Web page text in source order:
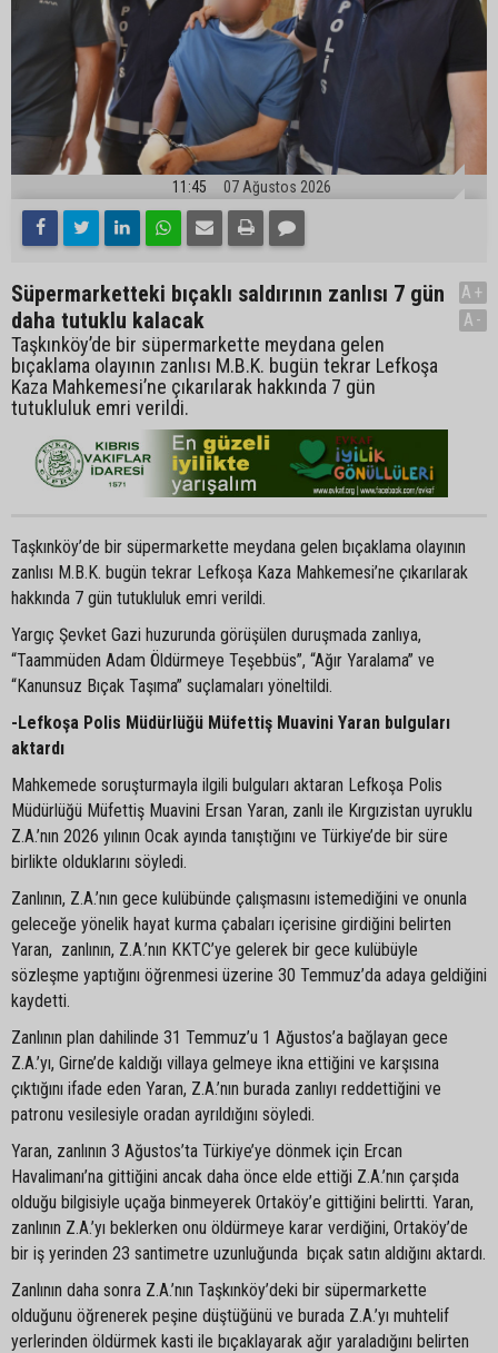
11:45 07 Ağustos 2026
Süpermarketteki bıçaklı saldırının zanlısı 7 gün
daha tutuklu kalacak
Taşkınköy’de bir süpermarkette meydana gelen
bıçaklama olayının zanlısı M.B.K. bugün tekrar Lefkoşa
Kaza Mahkemesi’ne çıkarılarak hakkında 7 gün
tutukluluk emri verildi.
A+
A-
Taşkınköy’de bir süpermarkette meydana gelen bıçaklama olayının
zanlısı M.B.K. bugün tekrar Lefkoşa Kaza Mahkemesi’ne çıkarılarak
hakkında 7 gün tutukluluk emri verildi.
Yargıç Şevket Gazi huzurunda görüşülen duruşmada zanlıya,
“Taammüden Adam Öldürmeye Teşebbüs”, “Ağır Yaralama” ve
“Kanunsuz Bıçak Taşıma” suçlamaları yöneltildi.
-Lefkoşa Polis Müdürlüğü Müfettiş Muavini Yaran bulguları
aktardı
Mahkemede soruşturmayla ilgili bulguları aktaran Lefkoşa Polis
Müdürlüğü Müfettiş Muavini Ersan Yaran, zanlı ile Kırgızistan uyruklu
Z.A.’nın 2026 yılının Ocak ayında tanıştığını ve Türkiye’de bir süre
birlikte olduklarını söyledi.
Zanlının, Z.A.’nın gece kulübünde çalışmasını istemediğini ve onunla
geleceğe yönelik hayat kurma çabaları içerisine girdiğini belirten
Yaran, zanlının, Z.A.’nın KKTC’ye gelerek bir gece kulübüyle
sözleşme yaptığını öğrenmesi üzerine 30 Temmuz’da adaya geldiğini
kaydetti.
Zanlının plan dahilinde 31 Temmuz’u 1 Ağustos’a bağlayan gece
Z.A.’yı, Girne’de kaldığı villaya gelmeye ikna ettiğini ve karşısına
çıktığını ifade eden Yaran, Z.A.’nın burada zanlıyı reddettiğini ve
patronu vesilesiyle oradan ayrıldığını söyledi.
Yaran, zanlının 3 Ağustos’ta Türkiye’ye dönmek için Ercan
Havalimanı’na gittiğini ancak daha önce elde ettiği Z.A.’nın çarşıda
olduğu bilgisiyle uçağa binmeyerek Ortaköy’e gittiğini belirtti. Yaran,
zanlının Z.A.’yı beklerken onu öldürmeye karar verdiğini, Ortaköy’de
bir iş yerinden 23 santimetre uzunluğunda bıçak satın aldığını aktardı.
Zanlının daha sonra Z.A.’nın Taşkınköy’deki bir süpermarkette
olduğunu öğrenerek peşine düştüğünü ve burada Z.A.’yı muhtelif
yerlerinden öldürmek kasti ile bıçaklayarak ağır yaraladığını belirten